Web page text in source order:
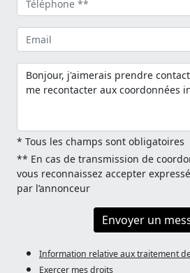
* Tous les champs sont obligatoires
** En cas de transmission de
vous reconnaissez accepter
par l’annonceur
Envoyer un
Information relative aux traitement
Exercer mes droits